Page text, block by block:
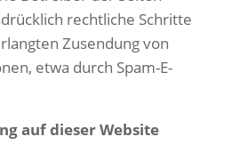
rechtliche Schritte
Zusendung von
etwa durch Spam-E-
auf dieser Website